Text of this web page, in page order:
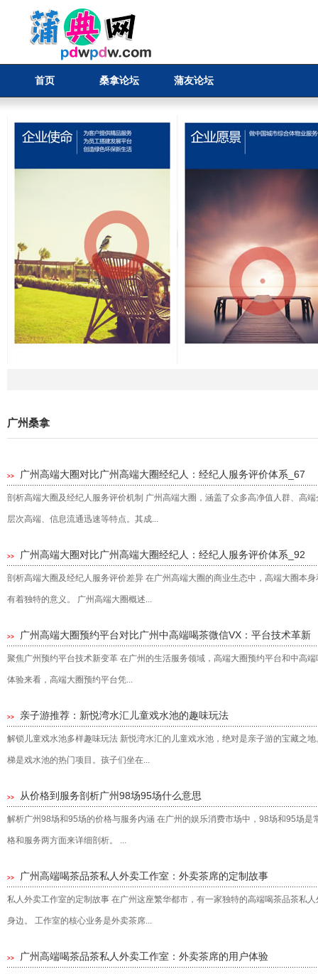
首页 桑拿论坛 蒲友论坛
广州桑拿
>> 广州高端大圈对比广州高端大圈经纪人：经纪人服务评价体系_67
剖析高端大圈及经纪人服务评价机制 广州高端大圈，涵盖了众多高净值人群、高
层次高端、信息流通迅速等特点。其成...
>> 广州高端大圈对比广州高端大圈经纪人：经纪人服务评价体系_92
剖析高端大圈及经纪人服务评价差异 在广州高端大圈的商业生态中，高端大圈本
有着独特的意义。 广州高端大圈概述...
>> 广州高端大圈预约平台对比广州中高端喝茶微信VX：平台技术革新
聚焦广州预约平台技术新变革 在广州的生活服务领域，高端大圈预约平台和中高
体验来看，高端大圈预约平台凭...
>> 亲子游推荐：新悦湾水汇儿童戏水池的趣味玩法
解锁儿童戏水池多样趣味玩法 新悦湾水汇的儿童戏水池，绝对是亲子游的宝藏之
梯是戏水池的热门项目。孩子们坐在...
>> 从价格到服务剖析广州98场95场什么意思
解析广州98场和95场的价格与服务内涵 在广州的娱乐消费市场中，98场和95场
格和服务两方面来详细剖析。 ...
>> ‌广州高端喝茶品茶私人外卖工作室‌：外卖茶席的定制故事
私人外卖工作室的定制故事 在广州这座繁华都市，有一家独特的高端喝茶品茶私
身边。 工作室的核心业务是外卖茶席...
>> ‌广州高端喝茶品茶私人外卖工作室‌：外卖茶席的用户体验